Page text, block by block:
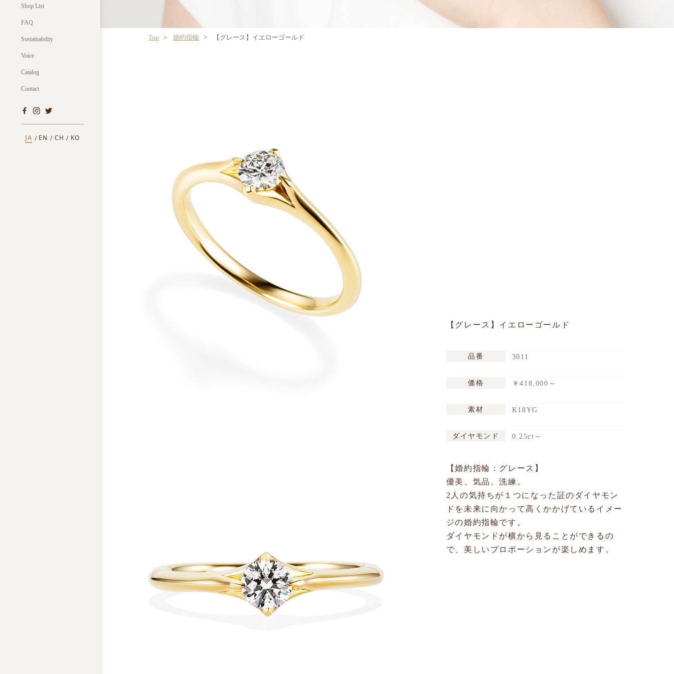
Shop List
FAQ
Sustainability
Voice
Catalog
Contact
JA EN CH KO
Top 婚約指輪 【グレース】イエローゴールド
【グレース】イエローゴールド
品番 3011
価格 ￥418,000～
素材 K18YG
ダイヤモンド 0.25ct～
【婚約指輪：グレース】
優美、気品、洗練。
2人の気持ちが１つになった証のダイヤモン
ドを未来に向かって高くかかげているイメー
ジの婚約指輪です。
ダイヤモンドが横から見ることができるの
で、美しいプロポーションが楽しめます。